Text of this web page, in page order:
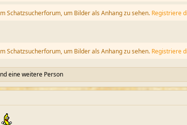
Schatzsucherforum, um Bilder als Anhang zu sehen. Registriere
Schatzsucherforum, um Bilder als Anhang zu sehen. Registriere
eine weitere Person